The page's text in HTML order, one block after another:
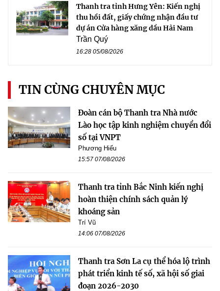
Thanh tra tỉnh Hưng Yên: Kiến nghị
thu hồi đất, giấy chứng nhận đầu tư
dự án Cửa hàng xăng dầu Hải Nam
Trần Quý
16:28 05/08/2026
TIN CÙNG CHUYÊN MỤC
Đoàn cán bộ Thanh tra Nhà nước
Lào học tập kinh nghiệm chuyển đổi
số tại VNPT
Phương Hiếu
15:57 07/08/2026
Thanh tra tỉnh Bắc Ninh kiến nghị
hoàn thiện chính sách quản lý
khoáng sản
Trí Vũ
14:06 07/08/2026
Thanh tra Sơn La cụ thể hóa lộ trình
phát triển kinh tế số, xã hội số giai
đoạn 2026-2030